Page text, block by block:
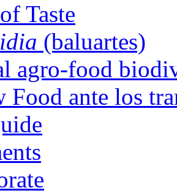
Taste
(baluartes)
agro-food
Food ante los